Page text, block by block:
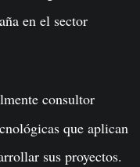
en el sector
consultor
que aplican
sus proyectos.